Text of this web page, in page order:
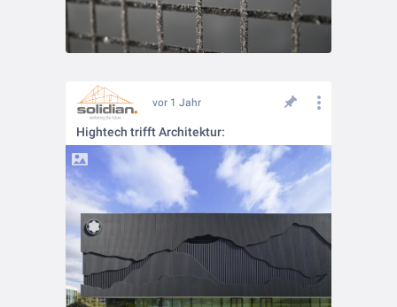
vor 1 Jahr
Hightech trifft Architektur: